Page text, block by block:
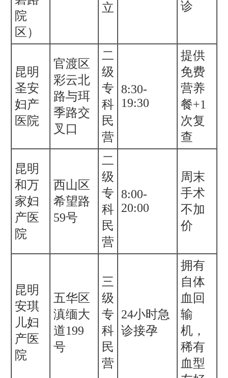
院
区）
立
诊
昆明
圣安
妇产
医院
官渡区
彩云北
路与珥
季路交
叉口
二
级
专
科
民
营
8:30-
19:30
提供
免费
营养
餐+1
次复
查
昆明
和万
家妇
产医
院
西山区
希望路
59号
二
级
专
科
民
营
8:00-
20:00
周末
手术
不加
价
昆明
安琪
儿妇
产医
院
五华区
滇缅大
道199
号
三
级
专
科
民
营
24小时急
诊接孕
拥有
自体
血回
输
机，
稀有
血型